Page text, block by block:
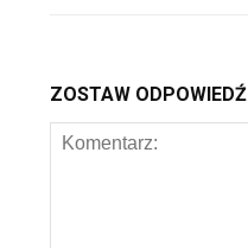
ZOSTAW ODPOWIEDŹ